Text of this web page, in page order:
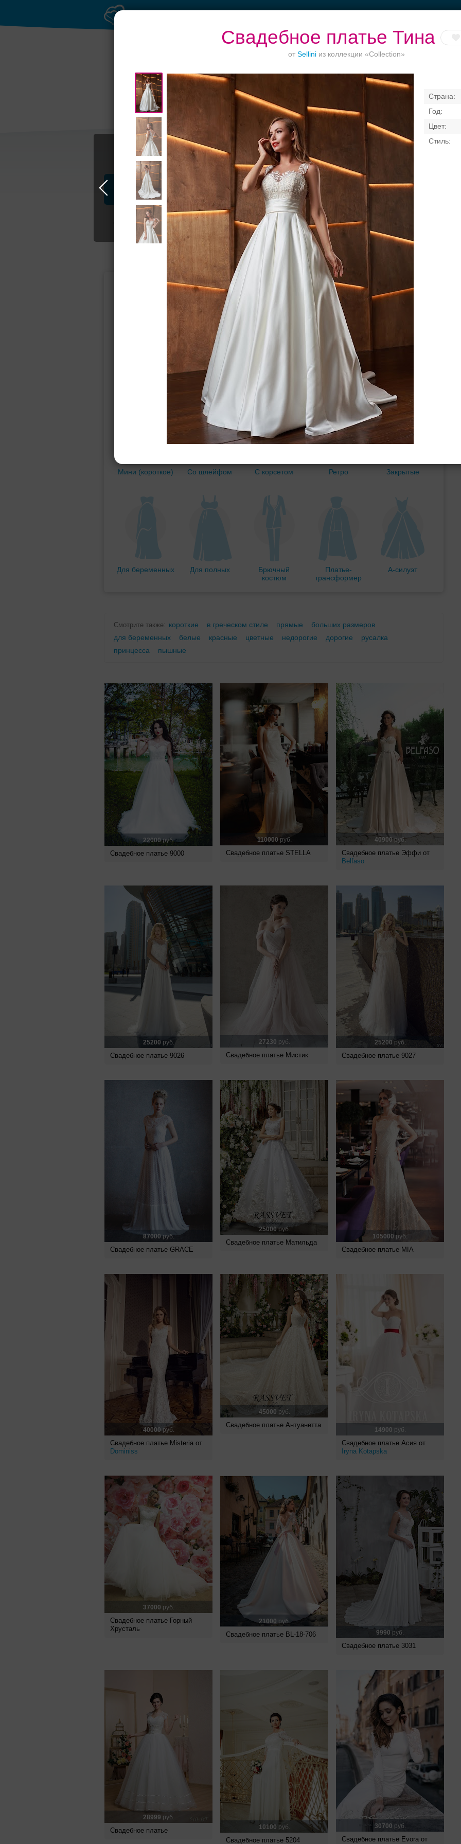
Свадебное платье Тина
от Selliniиз коллекции «Collection»
Банкет в отеле
Профессионалы и услуги Свадебные платья Транспорт
Свадьба в Москве Свадебные платья
Подбор свадебного платья
Прямое Принцесса
Мини (короткое) Со шлейфом С корсетом Ретро Закрытые
Для беременных Для полных
Брючный
костюм
Платье-
трансформер
А-силуэт
Смотрите также: короткие в греческом стиле прямые
больших размеров
для беременных
белые красные цветные недорогие дорогие
русалка
принцесса
пышные
22000руб.
Свадебное платье 9000
110000 руб.
Свадебное платье STELLA
40900руб.
Свадебное платье Эффи от
Belfaso
25200 руб.
Свадебное платье 9026
27230 руб.
Свадебное платье Мистик
25200 руб.
Свадебное платье 9027
87000руб.
Свадебное платье GRACE
25000руб.
Свадебное платье Матильда
105000 руб.
Свадебное платье MIA
40000руб.
Свадебное платье Misteria от
Dominiss
45000 руб.
Свадебное платье Антуанетта
14900 руб.
Свадебное платье Асия от
Iryna Kotapska
37000 руб.
Свадебное платье Горный
Хрусталь
21000 руб.
Свадебное платье BL-18-706 9990 руб.
Свадебное платье 3031
28999 руб.
Свадебное платье 10100 руб.
Свадебное платье 5204
30700 руб.
Свадебное платье Evora от